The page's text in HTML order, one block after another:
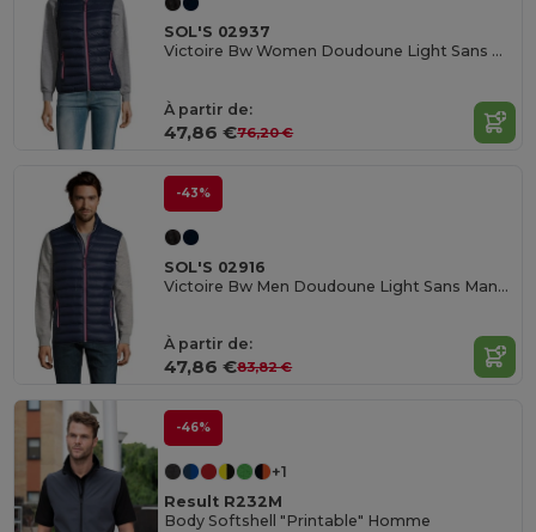
SOL'S 02937
Victoire Bw Women Doudoune Light Sans Manches Femme
À partir de:
47,86 €76,20 €
-43%
SOL'S 02916
Victoire Bw Men Doudoune Light Sans Manches Homme
À partir de:
47,86 €83,82 €
-46%
+1
Result R232M
Body Softshell "Printable" Homme